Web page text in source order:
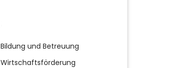
Bildung und Betreuung
Wirtschaftsförderung